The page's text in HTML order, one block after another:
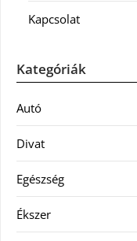
Kapcsolat
Kategóriák
Autó
Divat
Egészség
Ékszer